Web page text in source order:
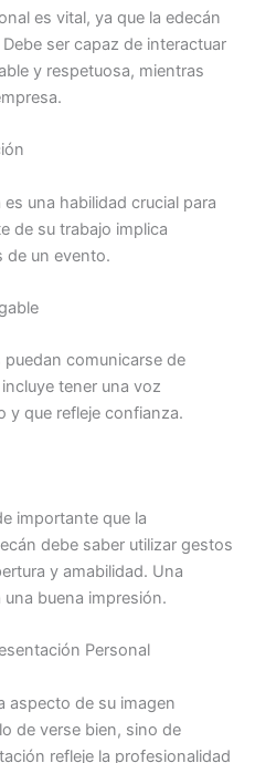
es vital, ya que la edecán
ser capaz de interactuar
y respetuosa, mientras
una habilidad crucial para
de su trabajo implica
de un evento.
puedan comunicarse de
tener una voz
y que refleje confianza.
importante que la
debe saber utilizar gestos
y amabilidad. Una
buena impresión.
Personal
aspecto de su imagen
de verse bien, sino de
refleje la profesionalidad